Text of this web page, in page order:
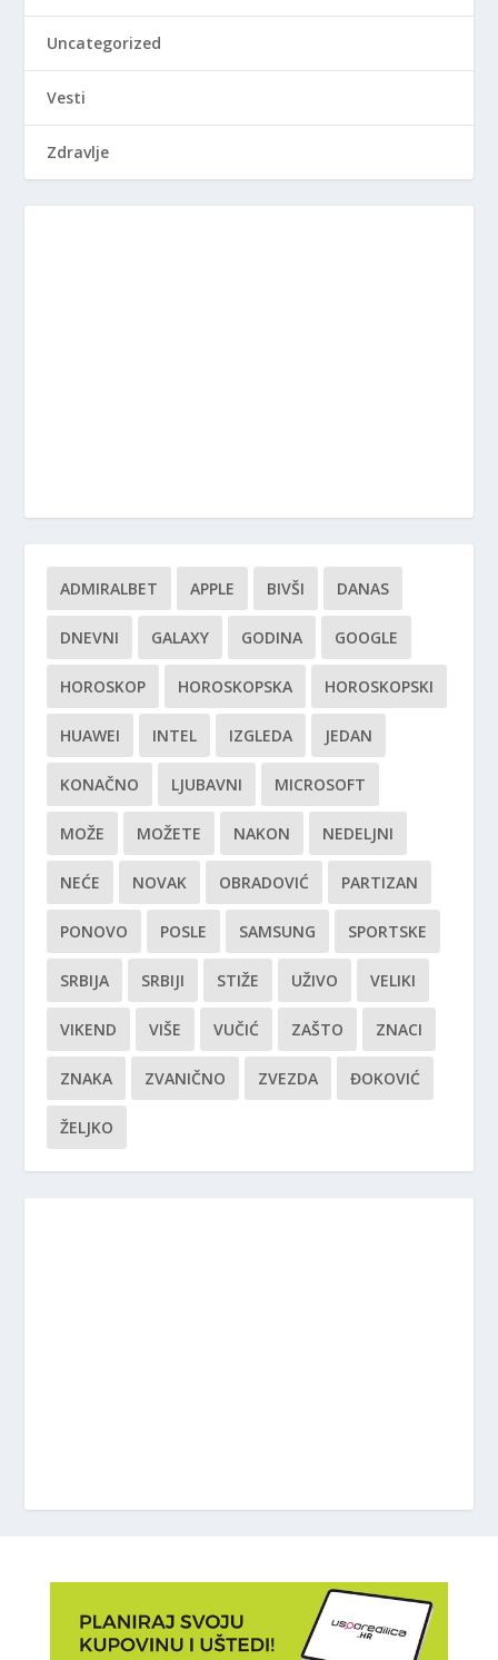
Uncategorized
Vesti
Zdravlje
ADMIRALBET APPLE BIVŠI DANAS
DNEVNI GALAXY GODINA GOOGLE
HOROSKOP HOROSKOPSKA HOROSKOPSKI
HUAWEI INTEL IZGLEDA JEDAN
KONAČNO LJUBAVNI MICROSOFT
MOŽE MOŽETE NAKON NEDELJNI
NEĆE NOVAK OBRADOVIĆ PARTIZAN
PONOVO POSLE SAMSUNG SPORTSKE
SRBIJA SRBIJI STIŽE UŽIVO VELIKI
VIKEND VIŠE VUČIĆ ZAŠTO ZNACI
ZNAKA ZVANIČNO ZVEZDA ĐOKOVIĆ
ŽELJKO